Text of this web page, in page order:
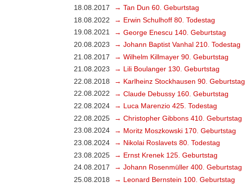
18.08.2017
→ Tan Dun 60. Geburtstag
18.08.2022
→ Erwin Schulhoff 80. Todestag
19.08.2021
→ George Enescu 140. Geburtstag
20.08.2023
→ Johann Baptist Vanhal 210. Todestag
21.08.2017
→ Wilhelm Killmayer 90. Geburtstag
21.08.2023
→ Lili Boulanger 130. Geburtstag
22.08.2018
→ Karlheinz Stockhausen 90. Geburtstag
22.08.2022
→ Claude Debussy 160. Geburtstag
22.08.2024
→ Luca Marenzio 425. Todestag
22.08.2025
→ Christopher Gibbons 410. Geburtstag
23.08.2024
→ Moritz Moszkowski 170. Geburtstag
23.08.2024
→ Nikolai Roslavets 80. Todestag
23.08.2025
→ Ernst Krenek 125. Geburtstag
24.08.2017
→ Johann Rosenmüller 400. Geburtstag
25.08.2018
→ Leonard Bernstein 100. Geburtstag